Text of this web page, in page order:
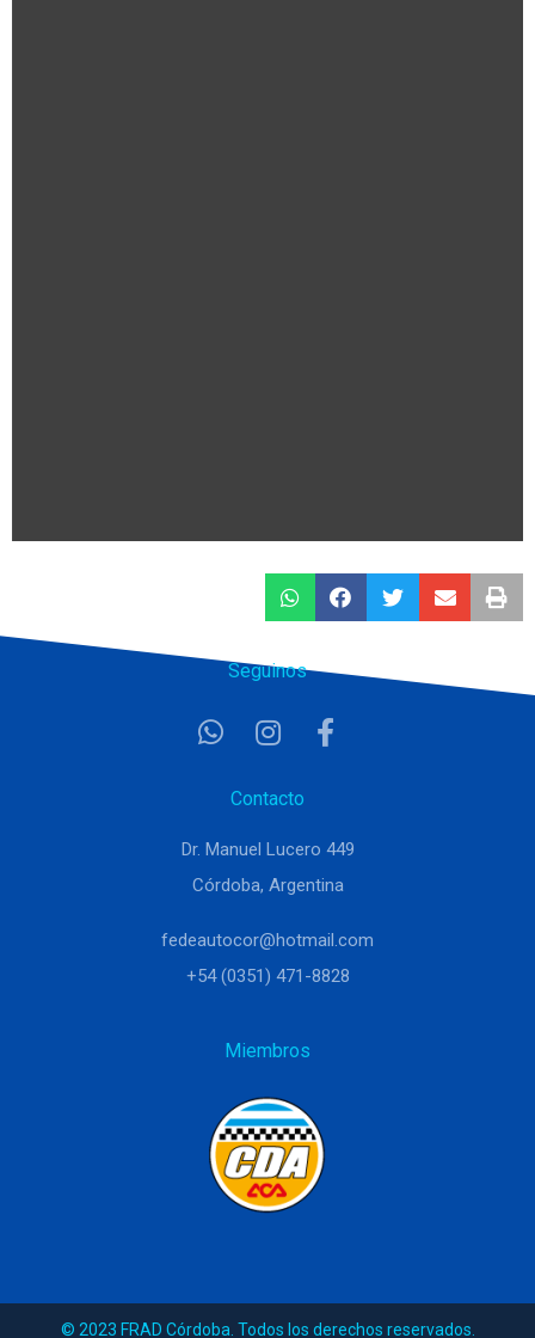
Seguinos
Contacto
Dr. Manuel Lucero 449
Córdoba, Argentina
fedeautocor@hotmail.com
+54 (0351) 471-8828
Miembros
© 2023 FRAD Córdoba. Todos los derechos reservados.